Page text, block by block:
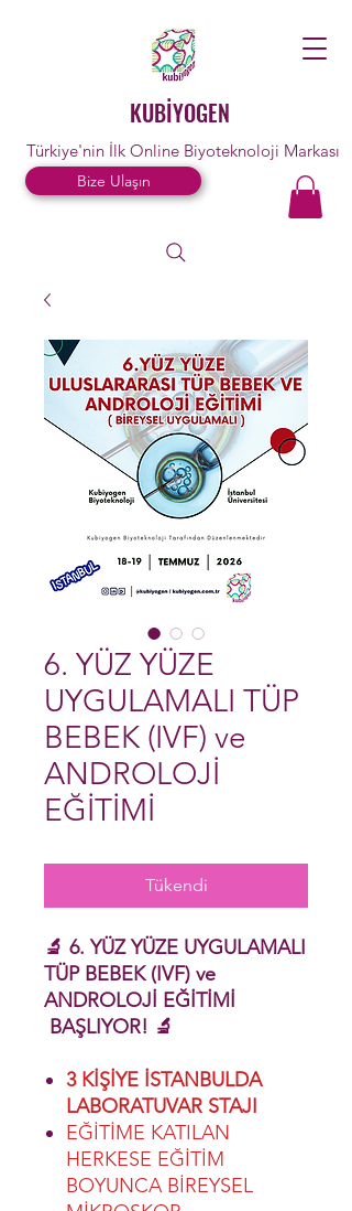
KUBİYOGEN
Türkiye'nin İlk Online Biyoteknoloji Markası
Bize Ulaşın
6. YÜZ YÜZE
UYGULAMALI TÜP
BEBEK (IVF) ve
ANDROLOJİ
EĞİTİMİ
Tükendi
🔬 6. YÜZ YÜZE UYGULAMALI
TÜP BEBEK (IVF) ve
ANDROLOJİ EĞİTİMİ
BAŞLIYOR! 🔬
3 KİŞİYE İSTANBULDA
LABORATUVAR STAJI
EĞİTİME KATILAN
HERKESE EĞİTİM
BOYUNCA BİREYSEL